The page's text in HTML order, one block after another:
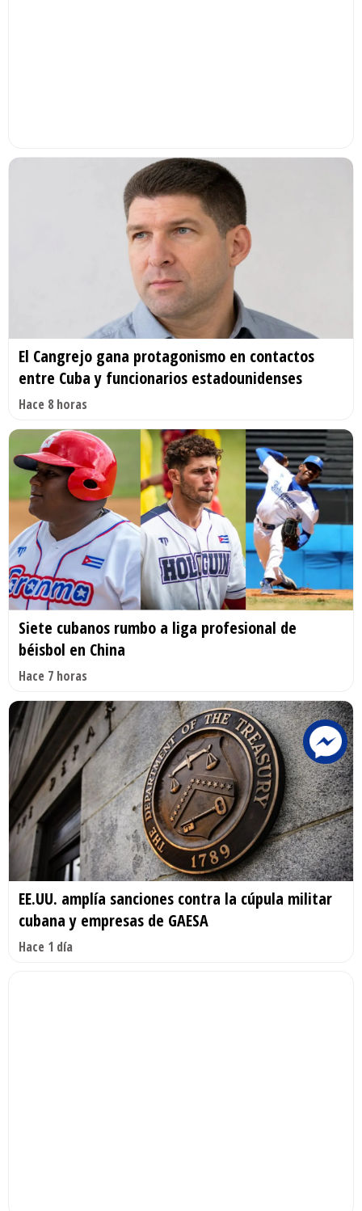
El Cangrejo gana protagonismo en contactos
entre Cuba y funcionarios estadounidenses
Hace 8 horas
Siete cubanos rumbo a liga profesional de
béisbol en China
Hace 7 horas
EE.UU. amplía sanciones contra la cúpula militar
cubana y empresas de GAESA
Hace 1 día